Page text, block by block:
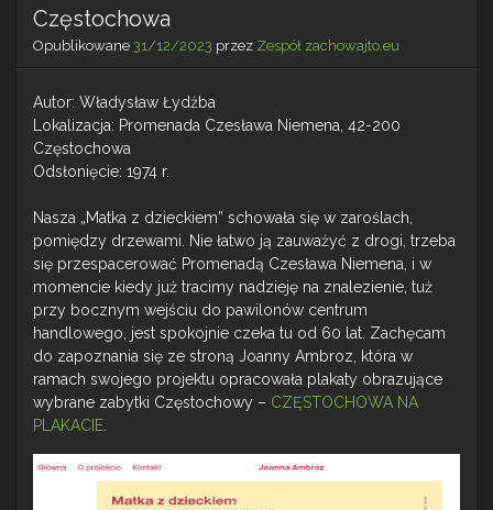
Częstochowa
Opublikowane 31/12/2023 przez Zespół zachowajto.eu
Autor: Władysław Łydżba
Lokalizacja: Promenada Czesława Niemena, 42-200
Częstochowa
Odsłonięcie: 1974 r.
Nasza „Matka z dzieckiem” schowała się w zaroślach,
pomiędzy drzewami. Nie łatwo ją zauważyć z drogi, trzeba
się przespacerować Promenadą Czesława Niemena, i w
momencie kiedy już tracimy nadzieję na znalezienie, tuż
przy bocznym wejściu do pawilonów centrum
handlowego, jest spokojnie czeka tu od 60 lat. Zachęcam
do zapoznania się ze stroną Joanny Ambroz, która w
ramach swojego projektu opracowała plakaty obrazujące
wybrane zabytki Częstochowy – CZĘSTOCHOWA NA
PLAKACIE